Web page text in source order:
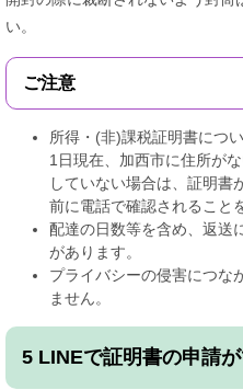
い。
ご注意
所得・(非)課税証明書につ
1日現在、加西市に住所が
していない場合は、証明書
前に電話で確認されること
配達の日数等を含め、返送
があります。
プライバシーの侵害につな
ません。
5 LINEで証明書の申請